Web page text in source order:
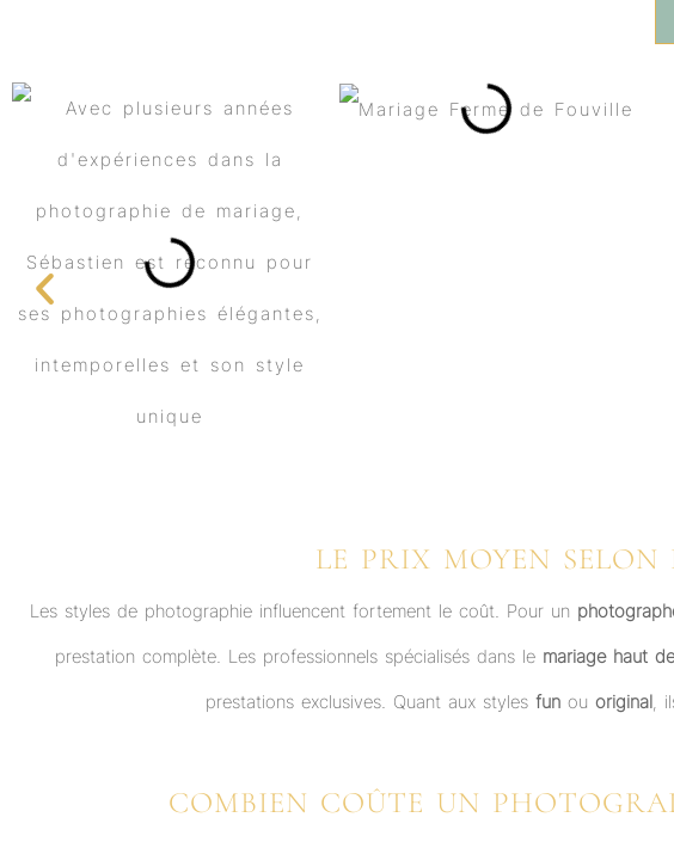
LE PRIX MOYEN
Les styles de photographie influencent fortement le coût. Pour un
prestation complète. Les professionnels spécialisés dans le mariage haut
prestations exclusives. Quant aux styles fun ou original,
COMBIEN COÛTE UN